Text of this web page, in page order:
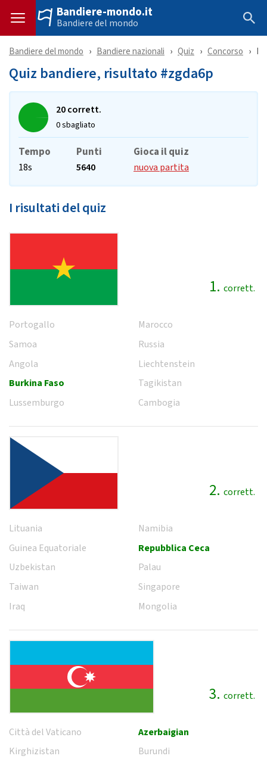
Bandiere-mondo.it
Bandiere del mondo
Bandiere del mondo Bandiere nazionali Quiz Concorso
Quiz bandiere, risultato #zgda6p
20 corrett.
0 sbagliato
Tempo
18s
Punti
5640
Gioca il quiz
nuova partita
I risultati del quiz
1. corrett.
Portogallo
Samoa
Angola
Burkina Faso
Lussemburgo
Marocco
Russia
Liechtenstein
Tagikistan
Cambogia
2. corrett.
Lituania
Guinea Equatoriale
Uzbekistan
Taiwan
Iraq
Namibia
Repubblica Ceca
Palau
Singapore
Mongolia
3. corrett.
Città del Vaticano
Kirghizistan
Azerbaigian
Burundi